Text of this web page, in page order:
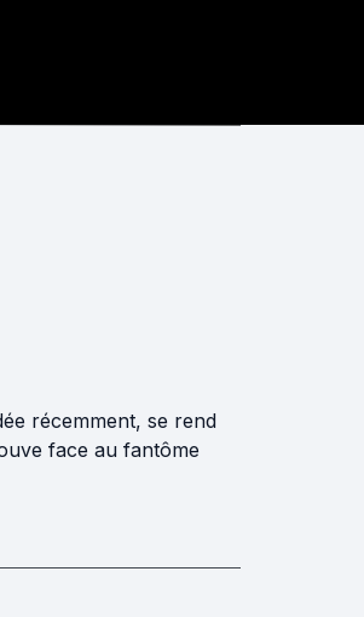
récemment, se rend
face au fantôme